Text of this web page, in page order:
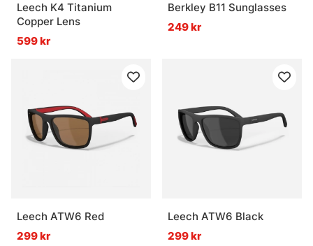
Leech K4 Titanium
Copper Lens
599 kr
Berkley B11 Sunglasses
249 kr
Leech ATW6 Red
299 kr
Leech ATW6 Black
299 kr